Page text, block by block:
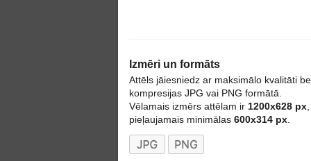
Pica un citi labumi
Nogaršo plašo ēdienu
viens no Talsu
Izmēri un formāts
Attēls jāiesniedz ar maksimālo kvalitāti
kompresijas JPG vai PNG formātā.
Vēlamais izmērs attēlam ir 1200x628 px
pieļaujamais minimālas 600x314 px